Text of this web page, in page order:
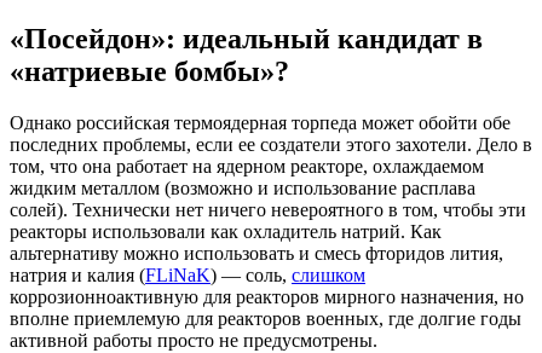
«Посейдон»: идеальный кандидат в
«натриевые бомбы»?
Однако российская термоядерная торпеда может обойти обе
последних проблемы, если ее создатели этого захотели. Дело в
том, что она работает на ядерном реакторе, охлаждаемом
жидким металлом (возможно и использование расплава
солей). Технически нет ничего невероятного в том, чтобы эти
реакторы использовали как охладитель натрий. Как
альтернативу можно использовать и смесь фторидов лития,
натрия и калия (FLiNaK) — соль, слишком
коррозионноактивную для реакторов мирного назначения, но
вполне приемлемую для реакторов военных, где долгие годы
активной работы просто не предусмотрены.